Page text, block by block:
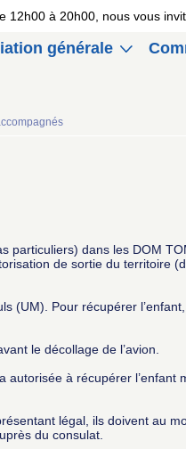
à 20h00, nous vous
générale
dans les DOM
de sortie du territoire
(UM). Pour récupérer
le décollage de l’avion.
à récupérer
légal, ils doivent au
du consulat.